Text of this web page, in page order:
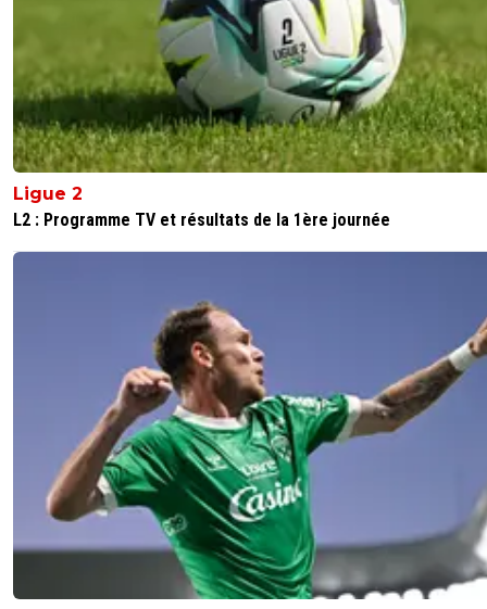
Ligue 2
L2 : Programme TV et résultats de la 1ère journée